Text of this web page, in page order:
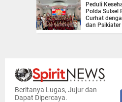
Peduli
Polda Sulsel
Curhat
dan Psikiater
Beritanya Lugas, Jujur dan
Dapat Dipercaya.